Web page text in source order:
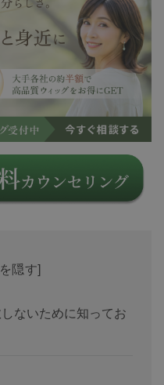
隠す]
ないために知ってお